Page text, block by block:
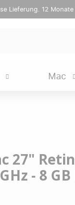
Lieferung. 12
Mac
27"
- 8 GB